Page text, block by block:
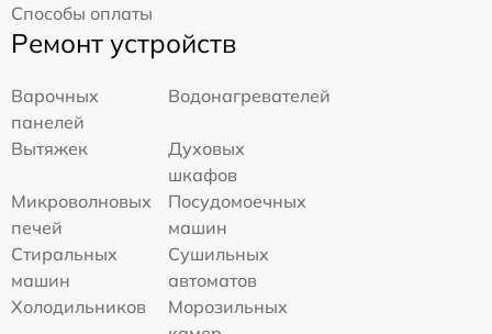
Способы оплаты
Ремонт устройств
Варочных
панелей
Водонагревателей
Вытяжек
Духовых
шкафов
Микроволновых
печей
Посудомоечных
машин
Стиральных
машин
Сушильных
автоматов
Холодильников
Морозильных